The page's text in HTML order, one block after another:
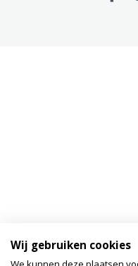
Wij gebruiken cookies